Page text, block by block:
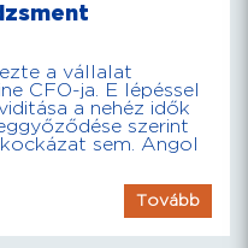
a vállalat
CFO-ja. E lépéssel
a nehéz idők
szerint
sem. Angol
Tovább